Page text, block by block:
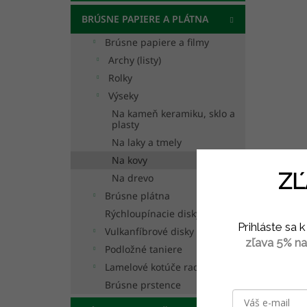
BRÚSNE PAPIERE A PLÁTNA
Brúsne papiere a filmy
Archy (listy)
Rolky
Výseky
Na kameň keramiku, sklo a
plasty
Na laky a tmely
Na kovy
Na drevo
Brúsne plátna
Rýchloupínacie disky
Vulkanfíbrové disky
Podložné taniere
Lamelové kotúče radiálne
Brúsne prstence
Prihláste sa
zľava 5%